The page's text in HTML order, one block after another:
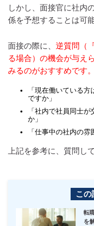
しかし、面接官に社内
係を予想することは可能
面接の際に、 逆質問（
る場合）の機会が与え
みるのがおすすめです。
「現在働いている
ですか」
「社内で社員同士
か」
「仕事中の社内の雰
上記を参考に、質問し
この
転
を